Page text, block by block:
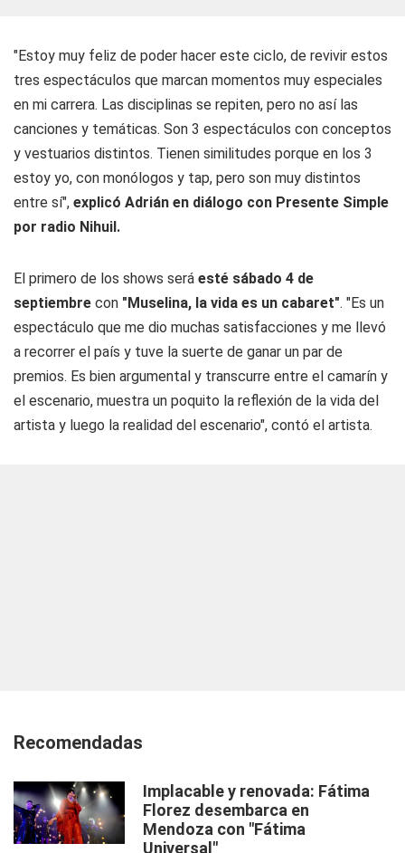
"Estoy muy feliz de poder hacer este ciclo, de revivir estos
tres espectáculos que marcan momentos muy especiales
en mi carrera. Las disciplinas se repiten, pero no así las
canciones y temáticas. Son 3 espectáculos con conceptos
y vestuarios distintos. Tienen similitudes porque en los 3
estoy yo, con monólogos y tap, pero son muy distintos
entre sí", explicó Adrián en diálogo con Presente Simple
por radio Nihuil.
El primero de los shows será esté sábado 4 de
septiembre con "Muselina, la vida es un cabaret". "Es un
espectáculo que me dio muchas satisfacciones y me llevó
a recorrer el país y tuve la suerte de ganar un par de
premios. Es bien argumental y transcurre entre el camarín y
el escenario, muestra un poquito la reflexión de la vida del
artista y luego la realidad del escenario", contó el artista.
Recomendadas
Implacable y renovada: Fátima
Florez desembarca en
Mendoza con "Fátima
Universal"